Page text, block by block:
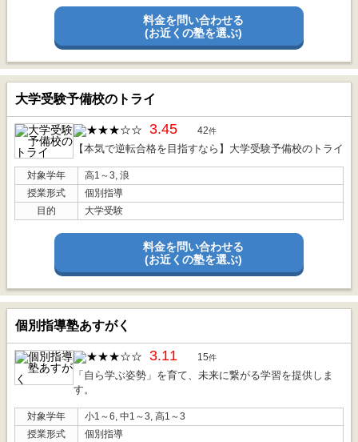
料金を問い合わせる
(お近くの塾を選ぶ)
大学受験予備校のトライ
3.45 42件
【本気で逆転合格を目指すなら】大学受験予備校のトライ
対象学年
高1～3, 浪
授業形式
個別指導
目的
大学受験
料金を問い合わせる
(お近くの塾を選ぶ)
個別指導塾あすがく
3.11 15件
「自ら学ぶ姿勢」を育て、未来に繋がる学習を提供しま
す。
対象学年
小1～6, 中1～3, 高1～3
授業形式
個別指導